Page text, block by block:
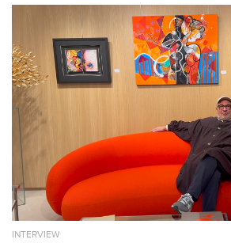
INTERVIEW